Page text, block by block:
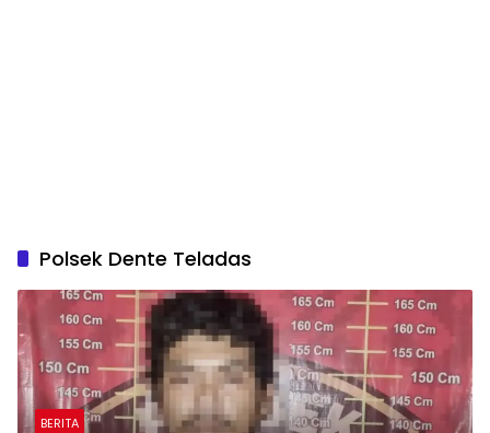
Polsek Dente Teladas
BERITA